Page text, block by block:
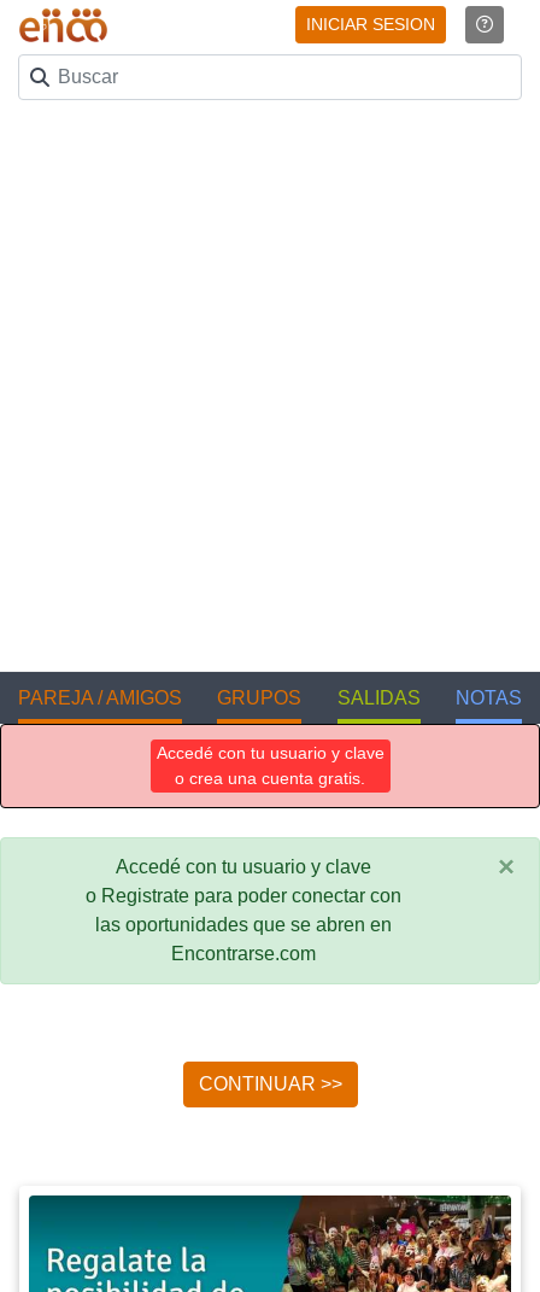
INICIAR SESION
PAREJA / AMIGOS GRUPOS SALIDAS NOTAS
Accedé con tu usuario y clave
o crea una cuenta gratis.
Accedé con tu usuario y clave
o Registrate para poder conectar con
las oportunidades que se abren en
Encontrarse.com
×
CONTINUAR >>